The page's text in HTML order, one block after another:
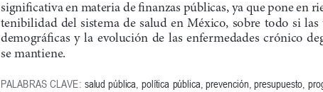
significativa en materia de finanzas públicas, ya que pone en
tenibilidad del sistema de salud en México, sobre todo si las
demográficas  y  la  evolución  de  las  enfermedades  crónico
se mantiene.
PALABRAS CLAVE: salud pública, política pública, prevención, presupuesto,